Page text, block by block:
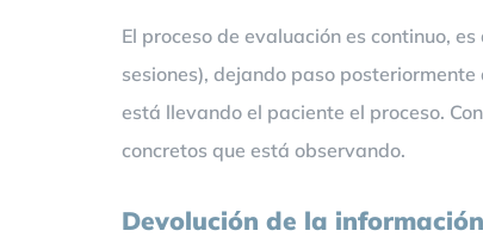
El proceso de evaluación es continuo,
sesiones), dejando paso
está llevando el paciente el proceso.
concretos que está observando.
Devolución de la